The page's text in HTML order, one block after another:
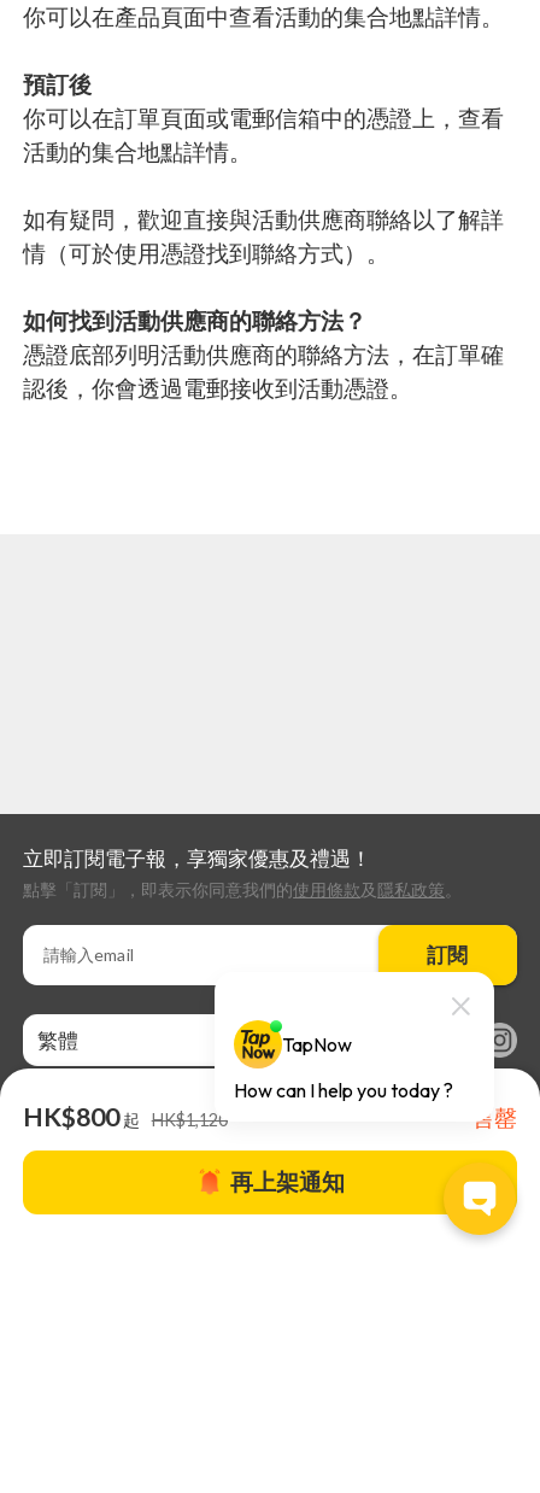
你可以在產品頁面中查看活動的集合地點詳情。
預訂後
你可以在訂單頁面或電郵信箱中的憑證上，查看
活動的集合地點詳情。
如有疑問，歡迎直接與活動供應商聯絡以了解詳
情（可於使用憑證找到聯絡方式）。
如何找到活動供應商的聯絡方法？
憑證底部列明活動供應商的聯絡方法，在訂單確
認後，你會透過電郵接收到活動憑證。
HK$800起 HK$1,120 售罄
再上架通知
立即訂閱電子報，享獨家優惠及禮遇！
點擊「訂閱」，即表示你同意我們的使用條款及 隱私政策。
訂閱
繁體
關於TapNow |TapNow Blog |加入成為合作夥伴|網站條款 |幫助